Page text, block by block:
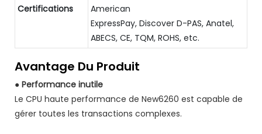
Certifications
American
ExpressPay, Discover D-PAS, Anatel,
ABECS, CE, TQM, ROHS, etc.
Avantage Du Produit
● Performance inutile
Le CPU haute performance de New6260 est capable de
gérer toutes les transactions complexes.